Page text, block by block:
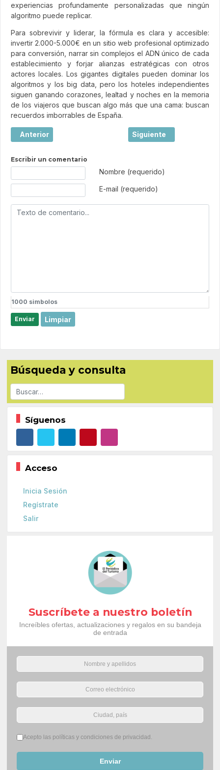
experiencias profundamente personalizadas que ningún
algoritmo puede replicar.
Para sobrevivir y liderar, la fórmula es clara y accesible:
invertir 2.000-5.000€ en un sitio web profesional optimizado
para conversión, narrar sin complejos el ADN único de cada
establecimiento y forjar alianzas estratégicas con otros
actores locales. Los gigantes digitales pueden dominar los
algoritmos y los big data, pero los hoteles independientes
siguen ganando corazones, lealtad y noches en la memoria
de los viajeros que buscan algo más que una cama: buscan
recuerdos imborrables de España.
Artículo anterior: Viajar: mucho más que hacer turismo
Anterior Artículo siguiente: El
Siguiente
Escribir un comentario
Nombre (requerido)
E-mail (requerido)
1000 simbolos
Enviar Limpiar
Búsqueda y consulta
Buscar
Síguenos
Acceso
Inicia Sesión
Regístrate
Salir
Suscríbete a nuestro boletín
Increíbles ofertas, actualizaciones y regalos en su bandeja
de entrada
Términos del servicio*
Acepto las políticas y condiciones de privacidad.
Enviar